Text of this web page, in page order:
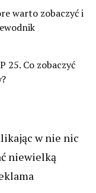
warto zobaczyć i
25. Co zobaczyć
w nie nic
niewielką